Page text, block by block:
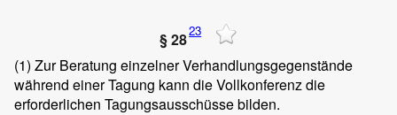
§ 2823
(1) Zur Beratung einzelner Verhandlungsgegenstände
während einer Tagung kann die Vollkonferenz die
erforderlichen Tagungsausschüsse bilden.